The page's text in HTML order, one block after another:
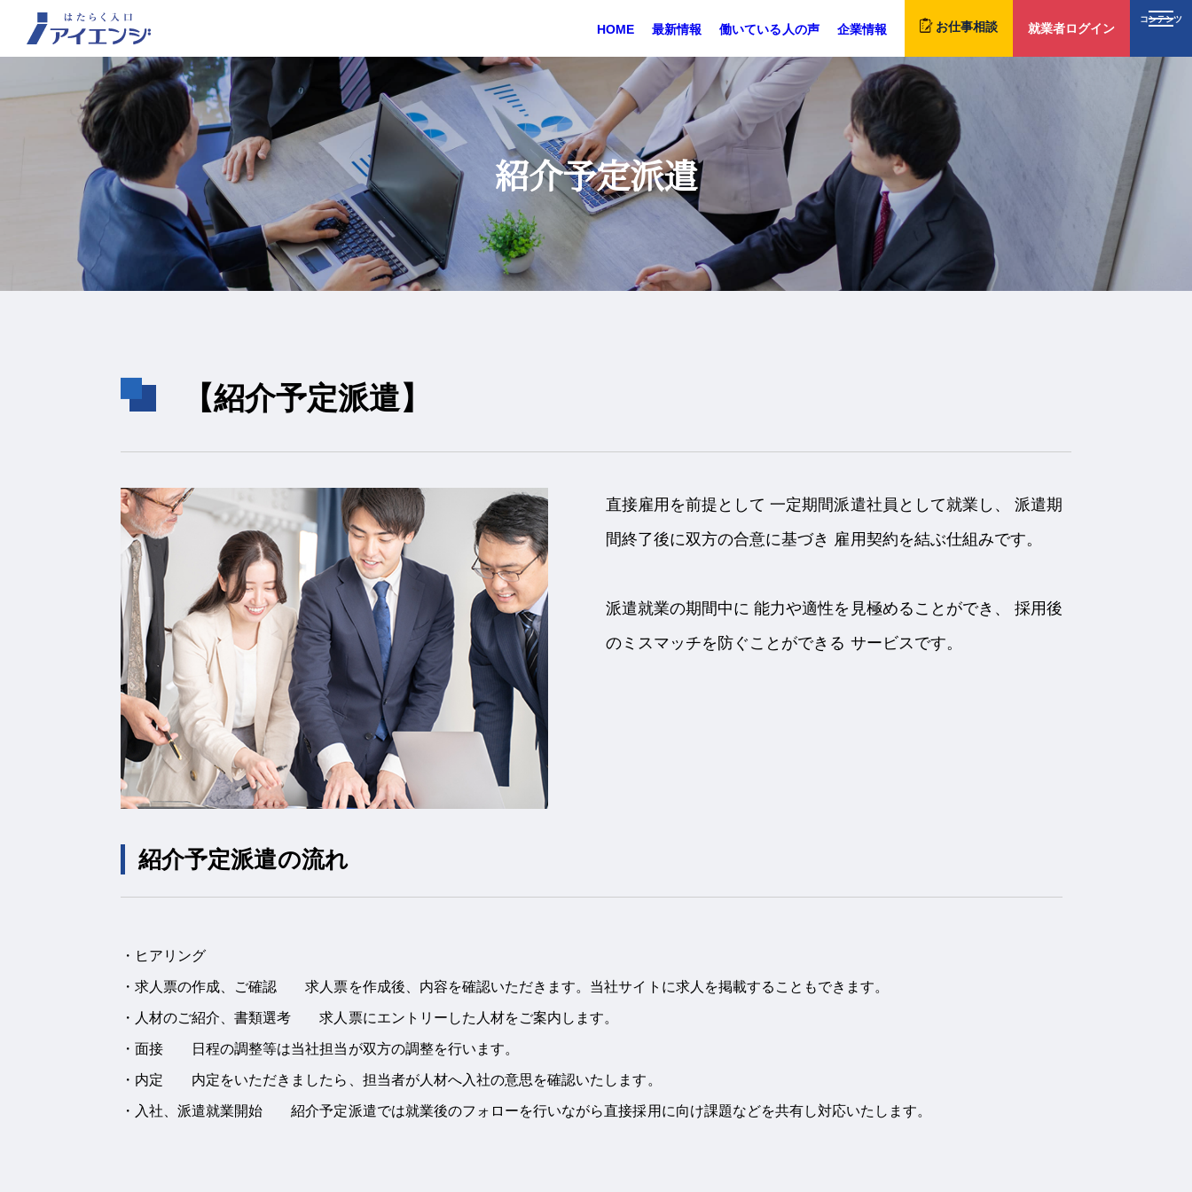
HOME 最新情報 働いている人の声 企業情報 お仕事相談 就業者ログイン
コンテンツ
紹介予定派遣
【紹介予定派遣】
直接雇用を前提として 一定期間派遣社員として就業し、 派遣期
間終了後に双方の合意に基づき 雇用契約を結ぶ仕組みです。
派遣就業の期間中に 能力や適性を見極めることができ、 採用後
のミスマッチを防ぐことができる サービスです。
紹介予定派遣の流れ
・ヒアリング
・求人票の作成、ご確認 求人票を作成後、内容を確認いただきます。当社サイトに求人を掲載することもできます。
・人材のご紹介、書類選考 求人票にエントリーした人材をご案内します。
・面接 日程の調整等は当社担当が双方の調整を行います。
・内定 内定をいただきましたら、担当者が人材へ入社の意思を確認いたします。
・入社、派遣就業開始 紹介予定派遣では就業後のフォローを行いながら直接採用に向け課題などを共有し対応いたします。